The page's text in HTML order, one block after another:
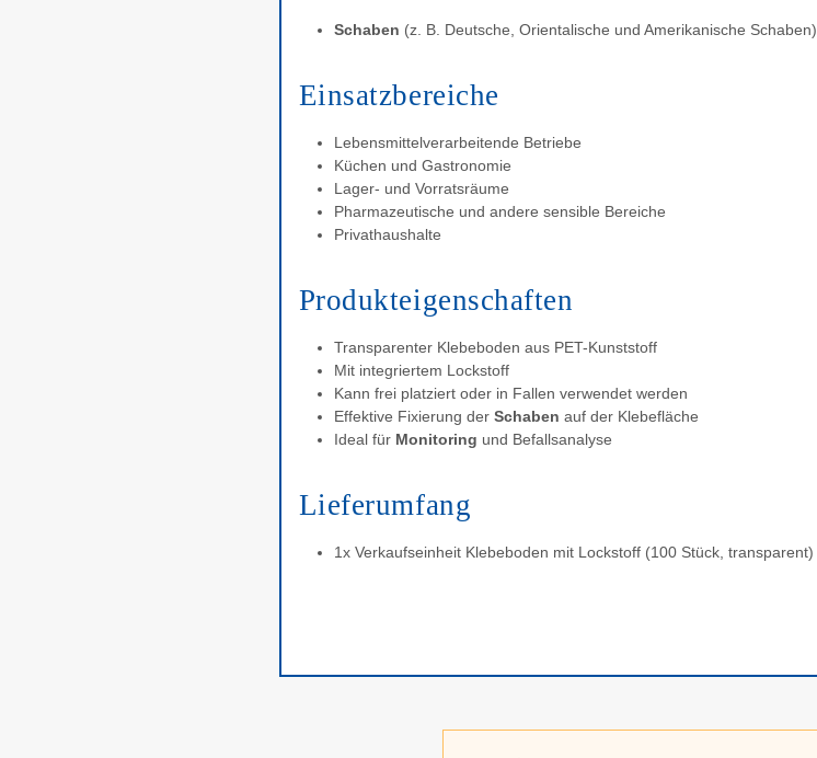
Schaben (z. B. Deutsche, Orientalische und Amerikanische Schaben)
Einsatzbereiche
Lebensmittelverarbeitende Betriebe
Küchen und Gastronomie
Lager- und Vorratsräume
Pharmazeutische und andere sensible Bereiche
Privathaushalte
Produkteigenschaften
Transparenter Klebeboden aus PET-Kunststoff
Mit integriertem Lockstoff
Kann frei platziert oder in Fallen verwendet werden
Effektive Fixierung der Schaben auf der Klebefläche
Ideal für Monitoring und Befallsanalyse
Lieferumfang
1x Verkaufseinheit Klebeboden mit Lockstoff (100 Stück, transparent)